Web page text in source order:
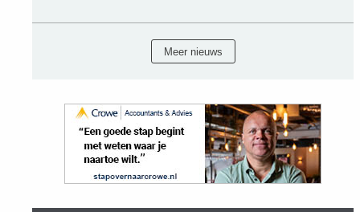
Meer nieuws